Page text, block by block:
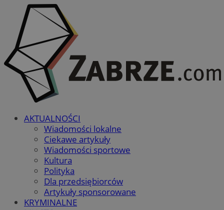
AKTUALNOŚCI
Wiadomości lokalne
Ciekawe artykuły
Wiadomości sportowe
Kultura
Polityka
Dla przedsiębiorców
Artykuły sponsorowane
KRYMINALNE